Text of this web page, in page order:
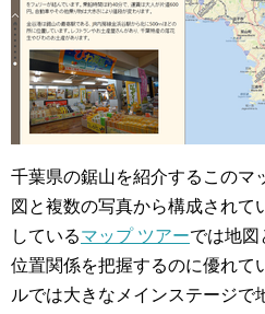
千葉県の鋸山を紹介するこのマ
図と複数の写真から構成されて
しているマップ ツアーでは地図
位置関係を把握するのに優れて
ルでは大きなメインステージで